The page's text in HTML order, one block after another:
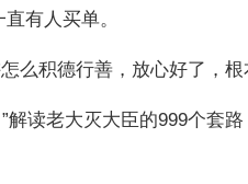
有人买单。
么积德行善，放心好了，根
读老大灭大臣的999个套路